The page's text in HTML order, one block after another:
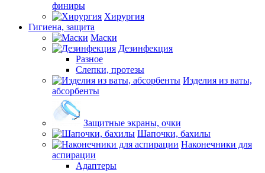
финиры
Хирургия
Гигиена, защита
Маски
Дезинфекция
Разное
Слепки, протезы
Изделия из ваты,
абсорбенты
Защитные экраны, очки
Шапочки, бахилы
Наконечники для
аспирации
Адаптеры